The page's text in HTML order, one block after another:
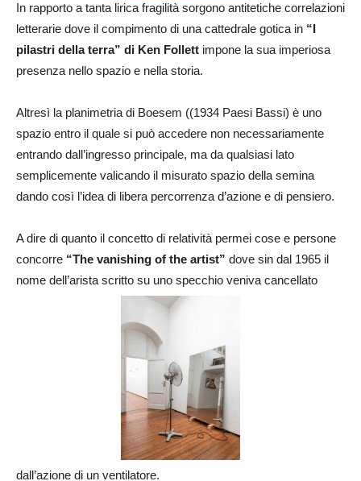
In rapporto a tanta lirica fragilità sorgono antitetiche correlazioni
letterarie dove il compimento di una cattedrale gotica in “I
pilastri della terra” di Ken Follett impone la sua imperiosa
presenza nello spazio e nella storia.
Altresì la planimetria di Boesem ((1934 Paesi Bassi) è uno
spazio entro il quale si può accedere non necessariamente
entrando dall’ingresso principale, ma da qualsiasi lato
semplicemente valicando il misurato spazio della semina
dando così l’idea di libera percorrenza d’azione e di pensiero.
A dire di quanto il concetto di relatività permei cose e persone
concorre “The vanishing of the artist” dove sin dal 1965 il
nome dell’arista scritto su uno specchio veniva cancellato
dall’azione di un ventilatore.